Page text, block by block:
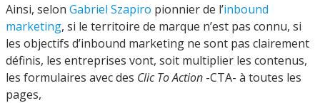
Ainsi, selon Gabriel Szapiro pionnier de l’inbound
marketing, si le territoire de marque n’est pas connu, si
les objectifs d’inbound marketing ne sont pas clairement
définis, les entreprises vont, soit multiplier les contenus,
les formulaires avec des Clic To Action -CTA- à toutes les
pages,